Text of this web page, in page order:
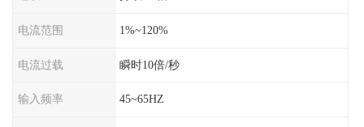
电流范围 1%~120%
电流过载 瞬时10倍/秒
输入频率 45~65HZ